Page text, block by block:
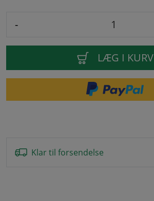
-
LÆG I KURV
Klar til forsendelse